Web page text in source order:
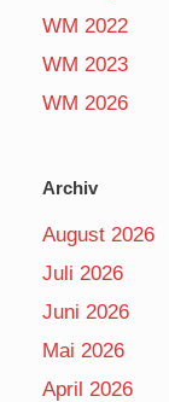
WM 2022
WM 2023
WM 2026
Archiv
August 2026
Juli 2026
Juni 2026
Mai 2026
April 2026